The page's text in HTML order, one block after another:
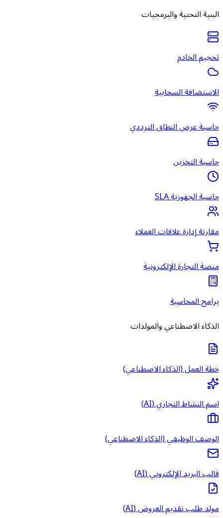
البنية التحتية والبرمجيات
تحجيم الخادم
الاستضافة السحابية
حاسبة عرض النطاق الترددي
حاسبة التخزين
حاسبة الجهوزية SLA
مقارنة إدارة علاقات العملاء
منصة التجارة الإلكترونية
برامج المحاسبة
الذكاء الاصطناعي والمولدات
خطة العمل (الذكاء الاصطناعي)
اسم النشاط التجاري (AI)
الوصف الوظيفي (الذكاء الاصطناعي)
قالب البريد الإلكتروني (AI)
مولد طلب تقديم العروض (AI)